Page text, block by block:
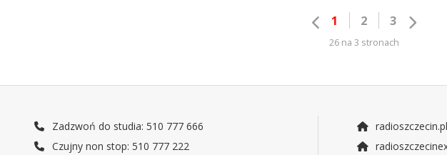
1 2 3
26 na 3 stronach
Zadzwoń do studia: 510 777 666
Czujny non stop: 510 777 222
radioszczecin.pl